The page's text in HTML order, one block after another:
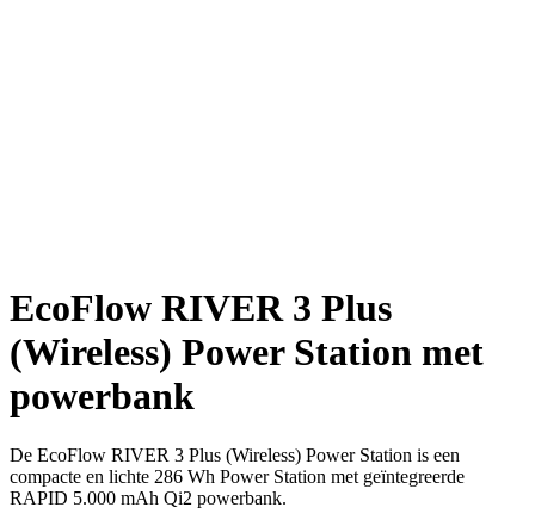
EcoFlow RIVER 3 Plus
(Wireless) Power Station met
powerbank
De EcoFlow RIVER 3 Plus (Wireless) Power Station is een
compacte en lichte 286 Wh Power Station met geïntegreerde
RAPID 5.000 mAh Qi2 powerbank.